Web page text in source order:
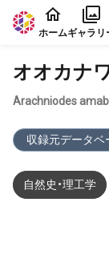
本文に飛ぶ
ホームギャラリ
オオカナ
Arachniodes
収録元データベ
自然史・理工学